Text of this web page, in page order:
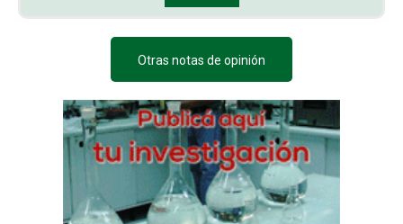
Otras notas de opinión